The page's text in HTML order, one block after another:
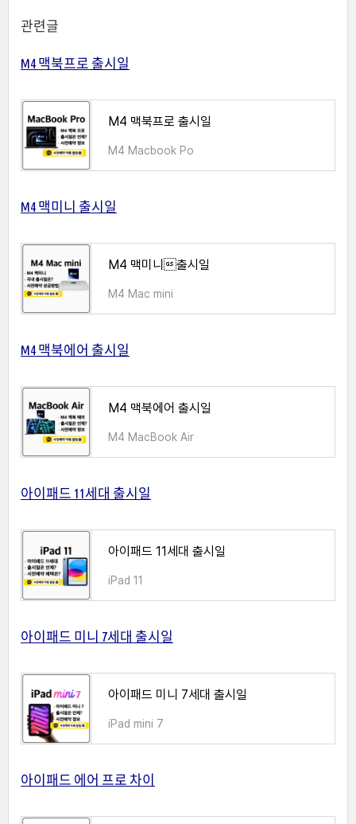
관련글
M4 맥북프로 출시일
M4 맥북프로 출시일
M4 Macbook Po
M4 맥미니 출시일
M4 맥미니출시일
M4 Mac mini
M4 맥북에어 출시일
M4 맥북에어 출시일
M4 MacBook Air
아이패드 11세대 출시일
아이패드 11세대 출시일
iPad 11
아이패드 미니 7세대 출시일
아이패드 미니 7세대 출시일
iPad mini 7
아이패드 에어 프로 차이